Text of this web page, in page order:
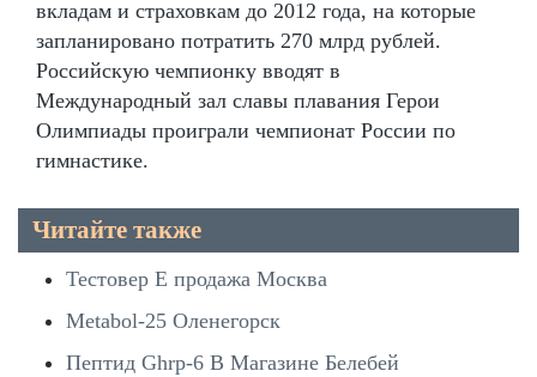
вкладам и страховкам до 2012 года, на которые
запланировано потратить 270 млрд рублей.
Российскую чемпионку вводят в
Международный зал славы плавания Герои
Олимпиады проиграли чемпионат России по
гимнастике.
Читайте также
Тестовер Е продажа Москва
Metabol-25 Оленегорск
Пептид Ghrp-6 В Магазине Белебей